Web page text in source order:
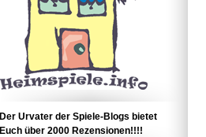
Der Urvater der Spiele-Blogs bietet
Euch über 2000 Rezensionen!!!!